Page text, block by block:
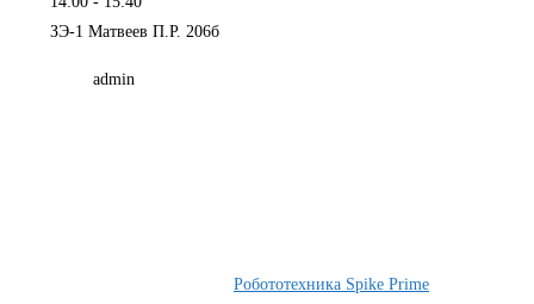
ЗЭ-1 Матвеев П.Р. 206б
admin
Робототехника Spike Prime